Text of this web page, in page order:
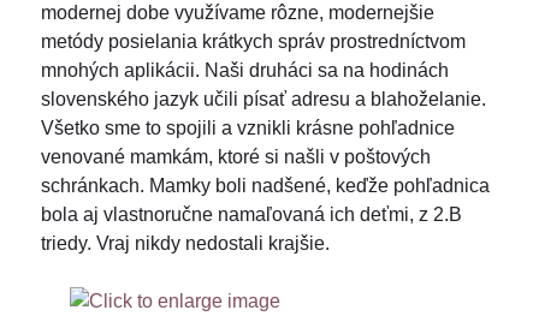
modernej dobe využívame rôzne, modernejšie
metódy posielania krátkych správ prostredníctvom
mnohých aplikácii. Naši druháci sa na hodinách
slovenského jazyk učili písať adresu a blahoželanie.
Všetko sme to spojili a vznikli krásne pohľadnice
venované mamkám, ktoré si našli v poštových
schránkach. Mamky boli nadšené, keďže pohľadnica
bola aj vlastnoručne namaľovaná ich deťmi, z 2.B
triedy. Vraj nikdy nedostali krajšie.